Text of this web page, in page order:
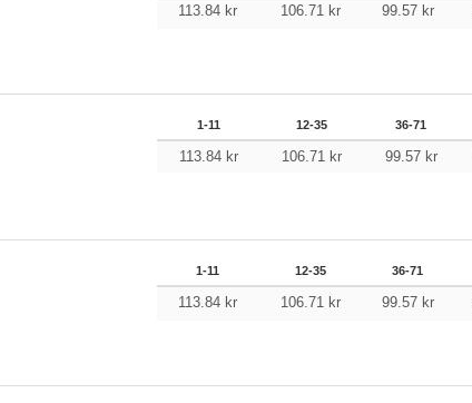
113.84 kr 106.71 kr 99.57 kr
1-11 12-35 36-71
113.84 kr 106.71 kr 99.57 kr
1-11 12-35 36-71
113.84 kr 106.71 kr 99.57 kr